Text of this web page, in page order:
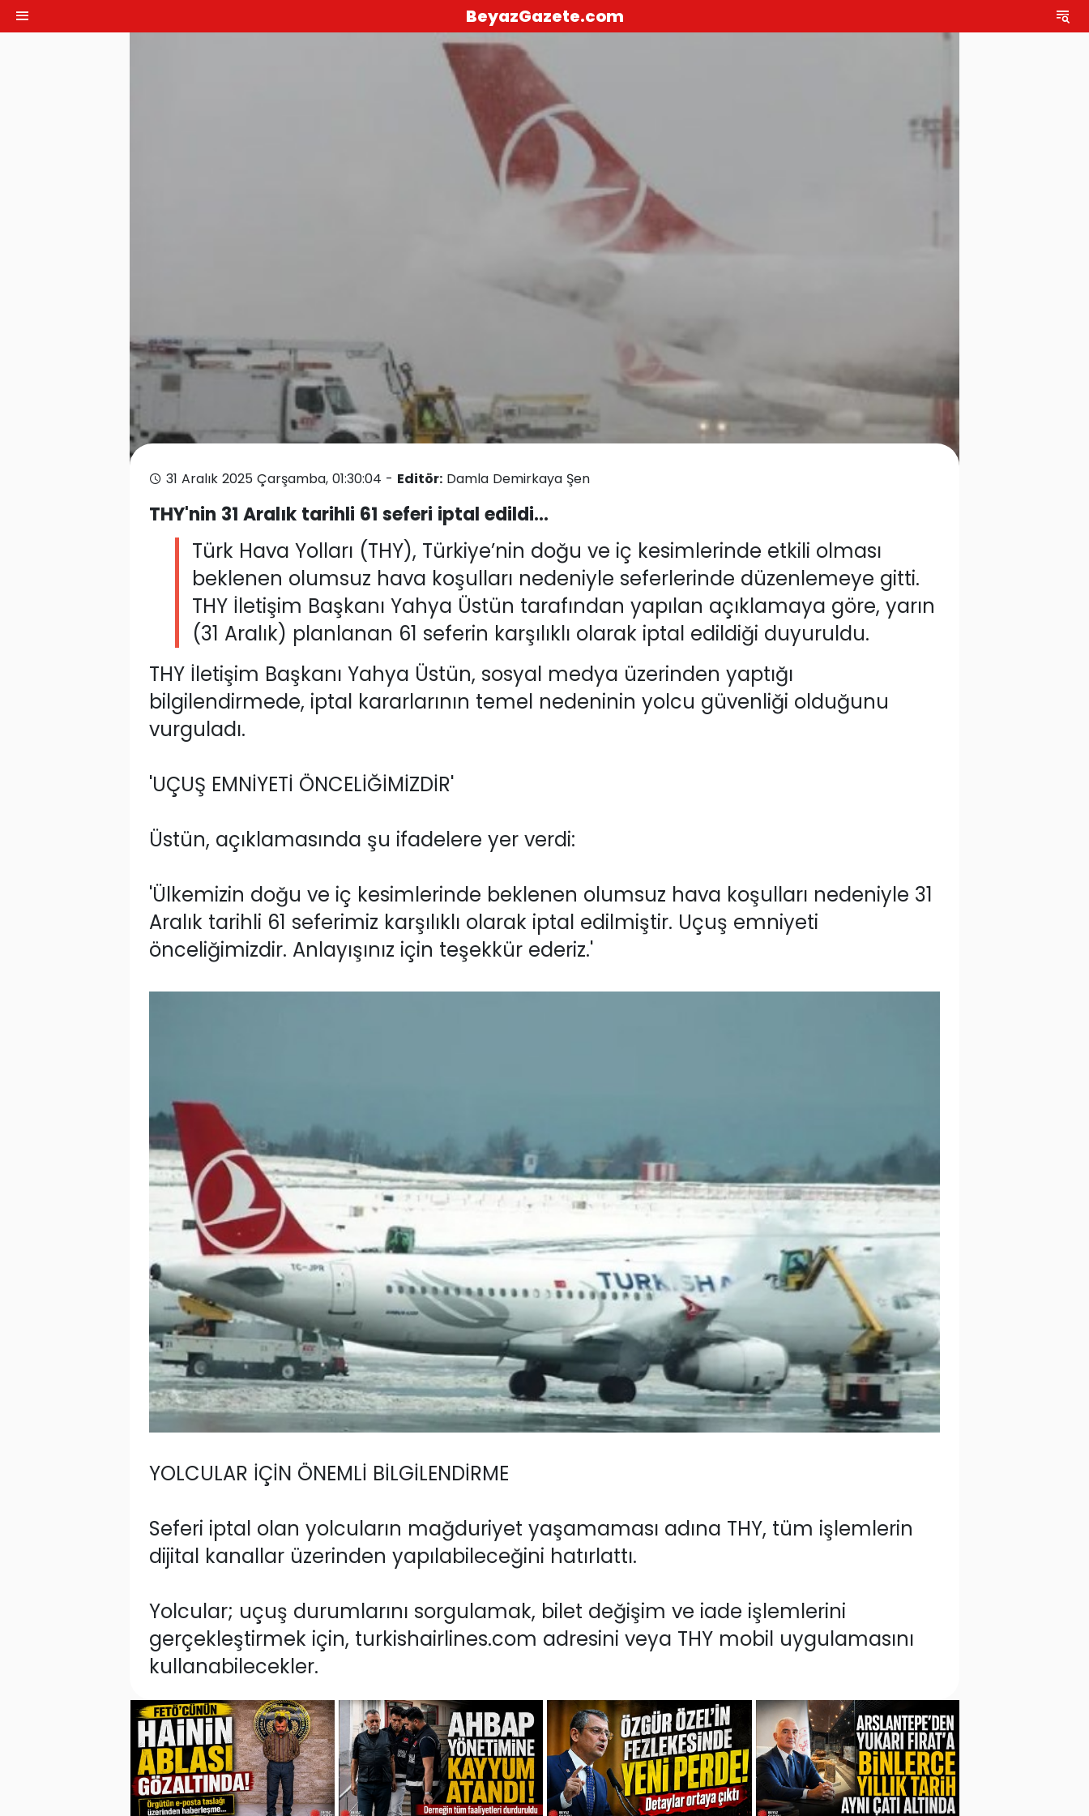
BeyazGazete.com
31 Aralık 2025 Çarşamba, 01:30:04 - Editör: Damla Demirkaya Şen
THY'nin 31 Aralık tarihli 61 seferi iptal edildi...
Türk Hava Yolları (THY), Türkiye’nin doğu ve iç kesimlerinde etkili olması
beklenen olumsuz hava koşulları nedeniyle seferlerinde düzenlemeye gitti.
THY İletişim Başkanı Yahya Üstün tarafından yapılan açıklamaya göre, yarın
(31 Aralık) planlanan 61 seferin karşılıklı olarak iptal edildiği duyuruldu.
THY İletişim Başkanı Yahya Üstün, sosyal medya üzerinden yaptığı
bilgilendirmede, iptal kararlarının temel nedeninin yolcu güvenliği olduğunu
vurguladı.
'UÇUŞ EMNİYETİ ÖNCELİĞİMİZDİR'
Üstün, açıklamasında şu ifadelere yer verdi:
'Ülkemizin doğu ve iç kesimlerinde beklenen olumsuz hava koşulları nedeniyle 31
Aralık tarihli 61 seferimiz karşılıklı olarak iptal edilmiştir. Uçuş emniyeti
önceliğimizdir. Anlayışınız için teşekkür ederiz.'
YOLCULAR İÇİN ÖNEMLİ BİLGİLENDİRME
Seferi iptal olan yolcuların mağduriyet yaşamaması adına THY, tüm işlemlerin
dijital kanallar üzerinden yapılabileceğini hatırlattı.
Yolcular; uçuş durumlarını sorgulamak, bilet değişim ve iade işlemlerini
gerçekleştirmek için, turkishairlines.com adresini veya THY mobil uygulamasını
kullanabilecekler.